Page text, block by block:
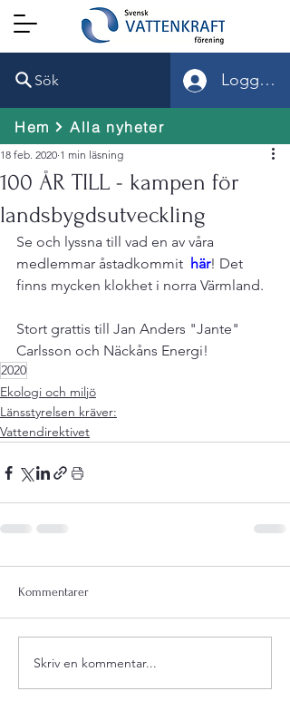
Sök Logga in
Hem Alla nyheter
100 ÅR TILL - kampen för
landsbygdsutveckling
18 feb. 2020 1 min läsning
Se och lyssna till vad en av våra
medlemmar åstadkommit här! Det
finns mycken klokhet i norra Värmland.
Stort grattis till Jan Anders "Jante"
Carlsson och Näckåns Energi!
2020
Ekologi och miljö
Länsstyrelsen kräver:
Vattendirektivet
Kommentarer
Skriv en kommentar...